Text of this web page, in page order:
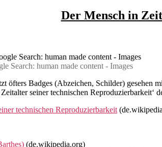
Der Mensch in
Search: human made content - Images
öfters Badges (Abzeichen, Schilder)
seiner technischen Reproduzierbarkeit‘
technischen Reproduzierbarkeit
(de.wikipedia.org)